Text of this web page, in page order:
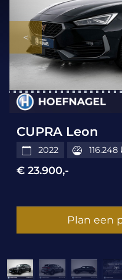
CUPRA Leon
2022 116.248
€ 23.900,-
Plan een